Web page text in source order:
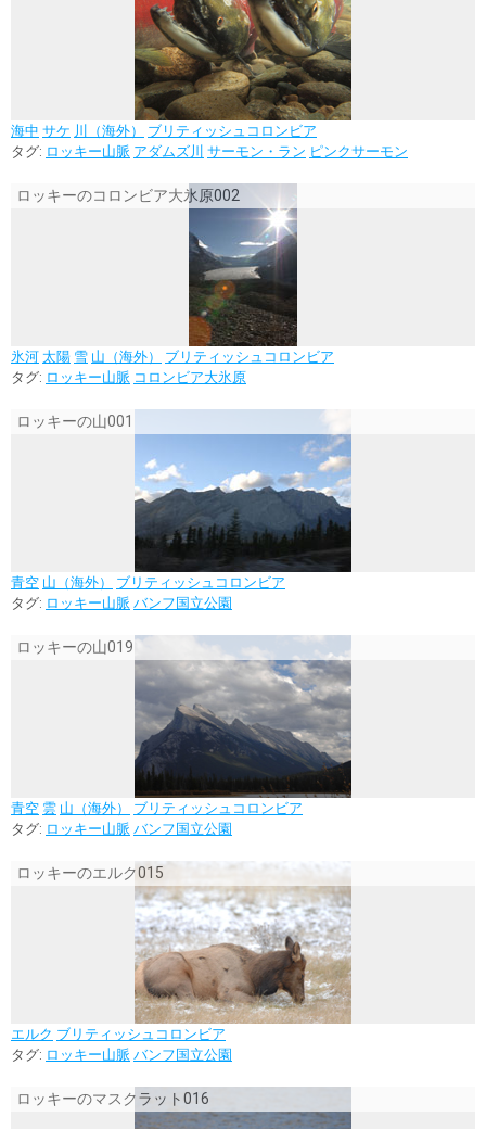
海中 サケ 川（海外）
ブリティッシュコロンビア
タグ: ロッキー山脈 アダムズ川 サーモン・ラン ピンクサーモン
ロッキーのコロンビア大氷原002
氷河 太陽 雪 山（海外）
ブリティッシュコロンビア
タグ: ロッキー山脈 コロンビア大氷原
ロッキーの山001
青空 山（海外）
ブリティッシュコロンビア
タグ: ロッキー山脈 バンフ国立公園
ロッキーの山019
青空 雲 山（海外）
ブリティッシュコロンビア
タグ: ロッキー山脈 バンフ国立公園
ロッキーのエルク015
エルク ブリティッシュコロンビア
タグ: ロッキー山脈 バンフ国立公園
ロッキーのマスクラット016